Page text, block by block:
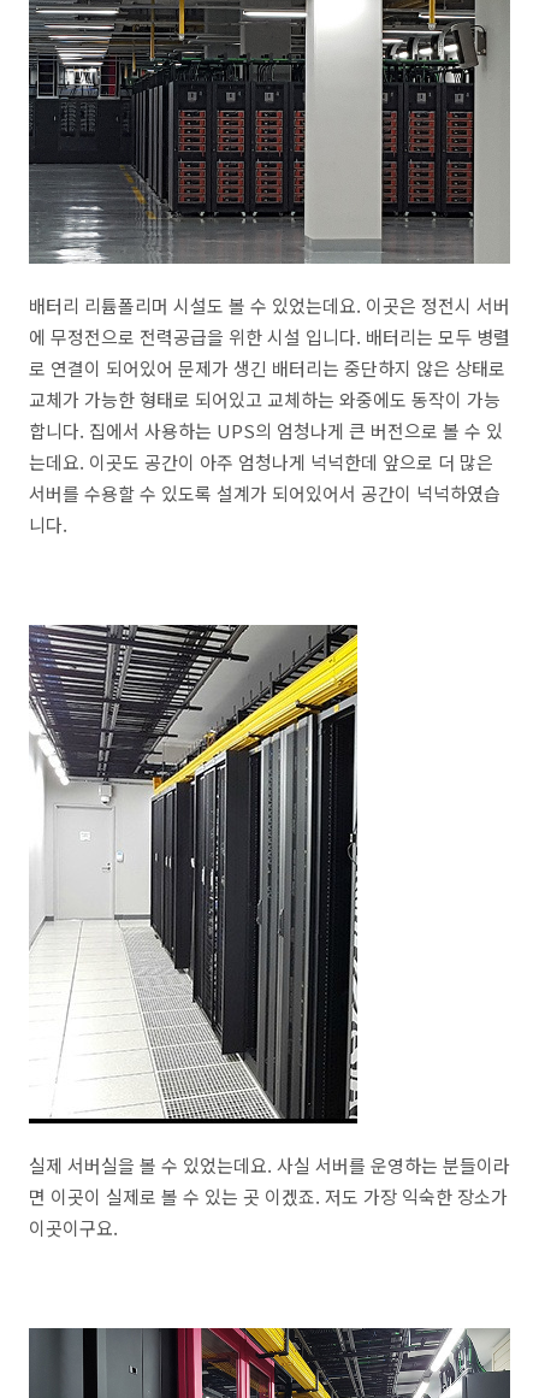
배터리 리튬폴리머 시설도 볼 수 있었는데요. 이곳은 정전시 서버
에 무정전으로 전력공급을 위한 시설 입니다. 배터리는 모두 병렬
로 연결이 되어있어 문제가 생긴 배터리는 중단하지 않은 상태로
교체가 가능한 형태로 되어있고 교체하는 와중에도 동작이 가능
합니다. 집에서 사용하는 UPS의 엄청나게 큰 버전으로 볼 수 있
는데요. 이곳도 공간이 아주 엄청나게 넉넉한데 앞으로 더 많은
서버를 수용할 수 있도록 설계가 되어있어서 공간이 넉넉하였습
니다.
실제 서버실을 볼 수 있었는데요. 사실 서버를 운영하는 분들이라
면 이곳이 실제로 볼 수 있는 곳 이겠죠. 저도 가장 익숙한 장소가
이곳이구요.